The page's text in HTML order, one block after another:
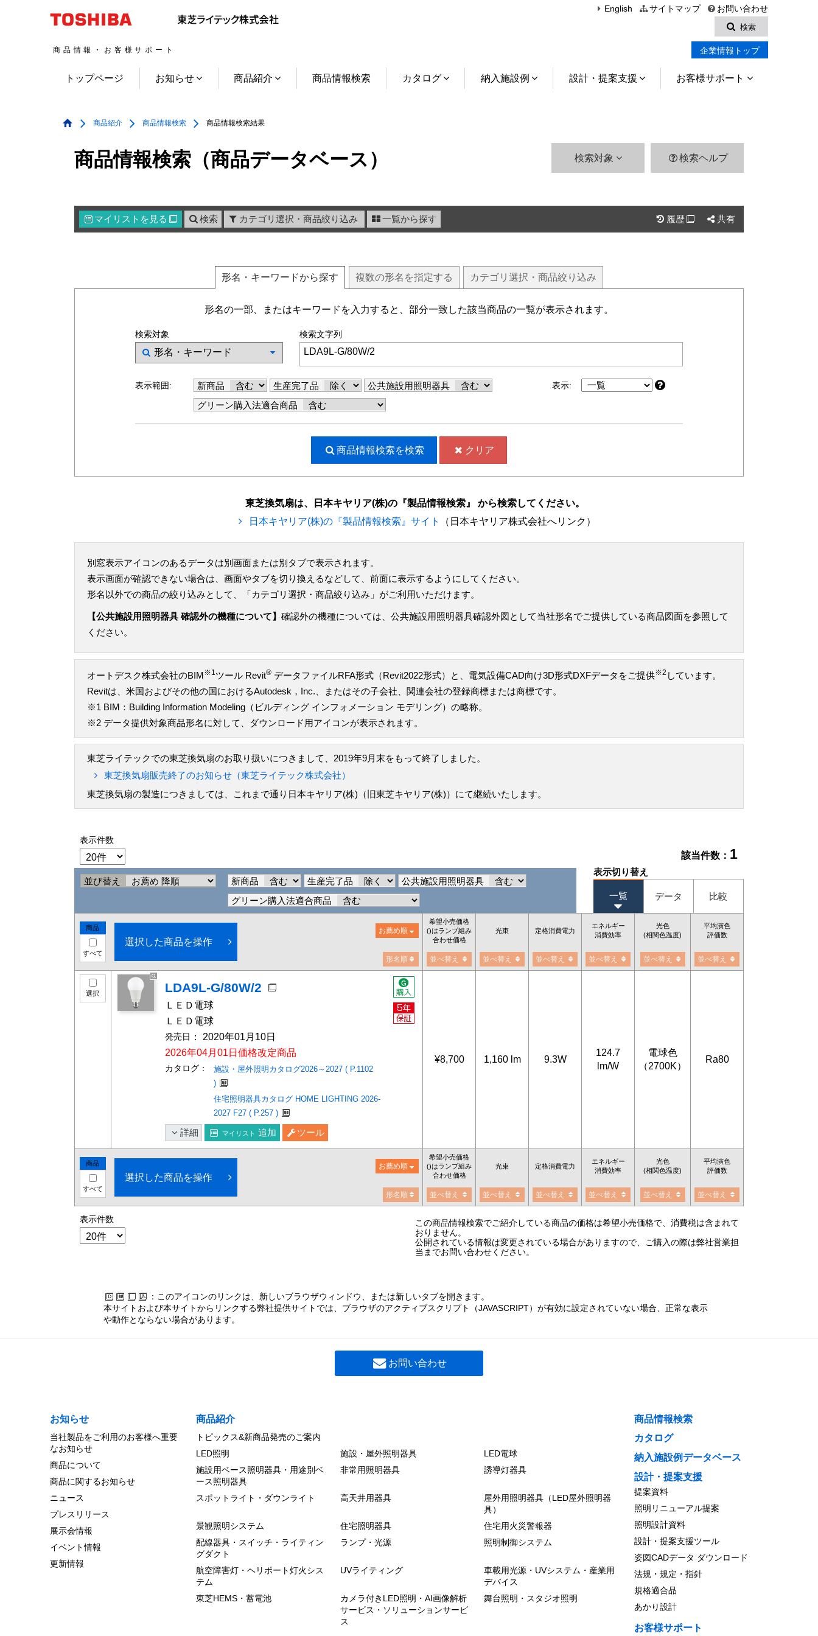
English サイトマップ
お問い合わせ
検索
商品情報・お客様サポート 企業情報トップ
トップページ お知らせ 商品紹介 商品情報検索 カタログ 納入施設例 設計・提案支援 お客様サポート
商品紹介 商品情報検索 商品情報検索結果
商品情報検索（商品データベース） 検索対象 検索ヘルプ
マイリスト を見る  検索 カテゴリ選択・商品絞り込み 一覧から探す 履歴  共有
形名 ・キーワードから探す 複数の形名 を指定する カテゴリ選択・商品絞り込み
形名の一部、またはキーワードを入力すると、部分一致した該当商品の一覧が表示されます。
検索対象 検索文字列
表示範囲: 新商品 生産完了品
公共施設用照明器具
グリーン購入法適合商品
表示:
商品情報検索を検索 クリア
東芝換気扇は、日本キヤリア(株)の『製品情報検索』 から検索してください。
日本キヤリア(株)の『製品情報検索』サイト
（日本キヤリア株式会社へリンク）
別窓表示アイコンのあるデータは別画面または別タブで表示されます。
表示画面が確認できない場合は、画面やタブを切り換えるなどして、前面に表示するようにしてください。
形名以外での商品の絞り込みとして、「カテゴリ選択・商品絞り込み」がご利用いただけます。
【公共施設用照明器具 確認外の機種について】 確認外の機種については、公共施設用照明器具確認外図として当社形名でご提供している商品図面を参照して
ください。
オートデスク株式会社のBIM ※1ツール Revit® データファイルRFA形式（Revit2022形式）と、電気設備CAD向け3D形式DXFデータをご提供※2 しています。
Revitは、米国およびその他の国におけるAutodesk，Inc.、またはその子会社、関連会社の登録商標または商標です。
※1 BIM：Building Information Modeling（ビルディング インフォメーション モデリング）の略称。
※2 データ提供対象商品形名に対して、ダウンロード用アイコンが表示されます。
東芝ライテックでの東芝換気扇のお取り扱いにつきまして、2019年9月末をもって終了しました。
東芝換気扇販売終了のお知らせ（東芝ライテック株式会社）
東芝換気扇の製造につきましては、これまで通り日本キヤリア(株)（旧東芝キヤリア(株)）にて継続いたします。
表示件数
該当件数： 1
並び替え 新商品 生産完了品
公共施設用照明器具
グリーン購入法適合商品
表示切り替え
一覧 データ 比較
商品
すべて
選択した商品を操作
お薦め順
希望小売価格
()はランプ組み
合わせ価格
光束 定格消費電力
エネルギー
消費効率
光色
(相関色温度)
平均演色
評価数
形名順 並べ替え 並べ替え 並べ替え 並べ替え 並べ替え 並べ替え
選択 LDA9L-G/80W/2
ＬＥＤ電球
ＬＥＤ電球
発売日 ： 2020年01月10日
2026年04月01日価格改定商品
カタログ：
施設・屋外照明カタログ2026～2027 ( P.1102
)
住宅照明器具カタログ HOME LIGHTING 2026-
2027 F27 ( P.257 )
詳細 マイリスト 追加 ツール
¥8,700 1,160 lm 9.3W
124.7
lm/W
電球色
（2700K）
Ra80
商品
すべて
選択した商品を操作
お薦め順
希望小売価格
()はランプ組み
合わせ価格
光束 定格消費電力
エネルギー
消費効率
光色
(相関色温度)
平均演色
評価数
形名順 並べ替え 並べ替え 並べ替え 並べ替え 並べ替え 並べ替え
表示件数
この商品情報検索でご紹介している商品の価格は希望小売価格で、消費税は含まれて
おりません。
公開されている情報は変更されている場合がありますので、ご購入の際は弊社営業担
当までお問い合わせください。
：このアイコンのリンクは、新しいブラウザウィンドウ、または新しいタブを開きます。
本サイトおよび本サイトからリンクする弊社提供サイトでは、ブラウザのアクティブスクリプト（JAVASCRIPT）が有効に設定されていない場合、正常な表示
や動作とならない場合があります。
お問い合わせ
お知らせ
当社製品をご利用のお客様へ重要
なお知らせ
商品について
商品に関するお知らせ
ニュース
プレスリリース
展示会情報
イベント情報
更新情報
商品紹介
トピックス&新商品発売のご案内
LED照明
施設・屋外照明器具
LED電球
施設用ベース照明器具・用途別ベ
ース照明器具
非常用照明器具 誘導灯器具
スポットライト・ダウンライト 高天井用器具
屋外用照明器具（LED屋外照明器
具）
景観照明システム
住宅照明器具
住宅用火災警報器
配線器具・スイッチ・ライティン
グダクト
ランプ・光源 照明制御システム
航空障害灯・ヘリポート灯火シス
テム
UVライティング
車載用光源・UVシステム・産業用
デバイス
東芝HEMS・蓄電池
カメラ付きLED照明・AI画像解析
サービス・ソリューションサービ
ス
舞台照明・スタジオ照明
商品情報検索
カタログ
納入施設例データベース
設計・提案支援
提案資料
照明リニューアル提案
照明設計資料
設計・提案支援ツール
姿図CADデータ ダウンロード
法規・規定・指針
規格適合品
あかり設計
お客様サポート